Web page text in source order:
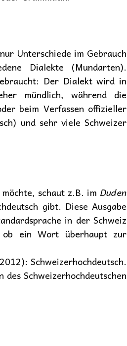
Unterschiede im Gebrauch
Dialekte (Mundarten).
Der Dialekt wird in
mündlich, während die
beim Verfassen offizieller
und sehr viele Schweizer
schaut z.B. im Duden
gibt. Diese Ausgabe
in der Schweiz
ein Wort überhaupt zur
Schweizerhochdeutsch.
Schweizerhochdeutschen